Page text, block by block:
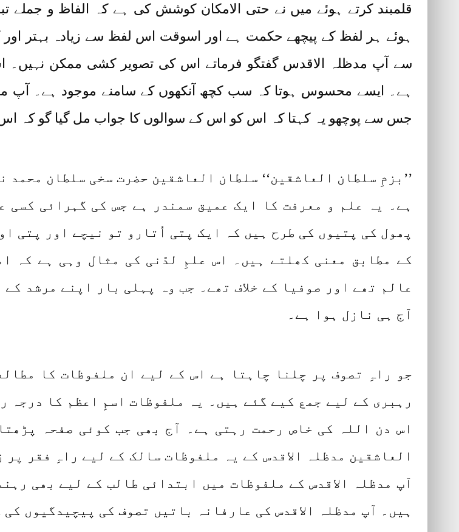
قلمبند کرتے ہوئے میں نے حتی الامکان کوشش کی ہے کہ الفاظ و جملے
ہوئے ہر لفظ کے پیچھے حکمت ہے اور اسوقت اس لفظ سے زیادہ بہتر
سے آپ مدظلہ الاقدس گفتگو فرماتے اس کی تصویر کشی ممکن
ہے۔ ایسے محسوس ہوتا کہ سب کچھ آنکھوں کے سامنے موجود ہے۔ آپ
جس سے پوچھو یہ کہتا کہ اس کو اس کے سوالوں کا جواب مل گیا گو کہ اس
’’بزمِ سلطان العاشقین‘‘ سلطان العاشقین حضرت سخی سلطان محمد
ہے۔ یہ علم و معرفت کا ایک عمیق سمندر ہے جس کی گہرائی
پھول کی پتیوں کی طرح ہیں کہ ایک پتی اُتارو تو نیچے اور پتی
کے مطابق معنی کھلتے ہیں۔ اس علمِ لدّنی کی مثال وہی ہے کہ
عالم تھے اور صوفیا کے خلاف تھے۔ جب وہ پہلی بار اپنے مرشد
آج ہی نازل ہوا ہے۔
جو راہِ تصوف پر چلنا چاہتا ہے اس کے لیے ان ملفوظات کا
رہبری کے لیے جمع کیے گئے ہیں۔ یہ ملفوظات اسمِ اعظم کا درجہ
اس دن اللہ کی خاص رحمت رہتی ہے۔ آج بھی جب کوئی صفحہ
العاشقین مدظلہ الاقدس کے یہ ملفوظات سالک کے لیے راہِ فقر
آپ مدظلہ الاقدس کے ملفوظات میں ابتدائی طالب کے لیے بھی
ہیں۔ آپ مدظلہ الاقدس کی عارفانہ باتیں تصوف کی پیچیدگیوں